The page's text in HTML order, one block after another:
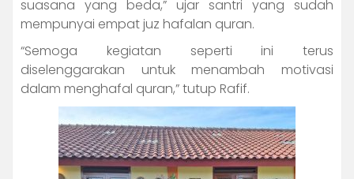
suasana yang beda,” ujar santri yang sudah
mempunyai empat juz hafalan quran.
“Semoga kegiatan seperti ini terus
diselenggarakan untuk menambah motivasi
dalam menghafal quran,” tutup Rafif.